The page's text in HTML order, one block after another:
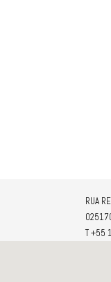
RUA
T +55